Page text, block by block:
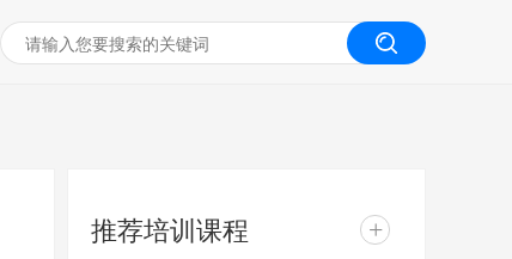
推荐培训课程 +